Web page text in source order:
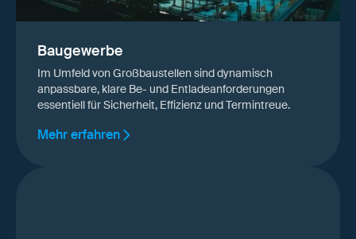
Baugewerbe
Im Umfeld von Großbaustellen sind dynamisch
anpassbare, klare Be- und Entladeanforderungen
essentiell für Sicherheit, Effizienz und Termintreue.
Mehr erfahren